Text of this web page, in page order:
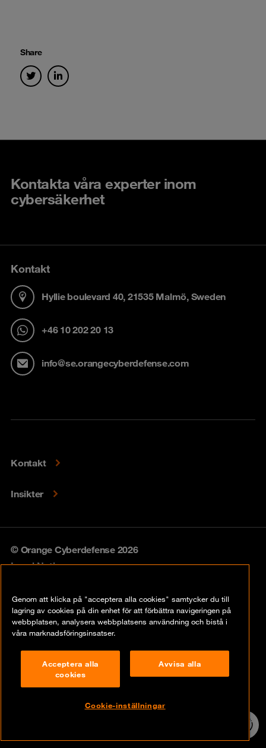
Share
Kontakta våra experter inom
cybersäkerhet
Kontakt
Hyllie boulevard 40, 21535 Malmö, Sweden
+46 10 202 20 13
info@se.orangecyberdefense.com
Kontakt
Insikter
© Orange Cyberdefense 2026
Legal Notice
Vulnerability policy
Compliance
Genom att klicka på "acceptera alla cookies" samtycker du till
lagring av cookies på din enhet för att förbättra navigeringen på
webbplatsen, analysera webbplatsens användning och bistå i
våra marknadsföringsinsatser.
Acceptera alla
cookies
Avvisa alla
Cookie-inställningar